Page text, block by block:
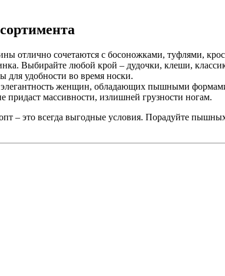
отлично сочетаются с босоножками, туфлями,
Выбирайте любой крой – дудочки, клеши,
для удобности во время носки.
женщин, обладающих пышными
массивности, излишней грузности ногам.
– это всегда выгодные условия. Порадуйте